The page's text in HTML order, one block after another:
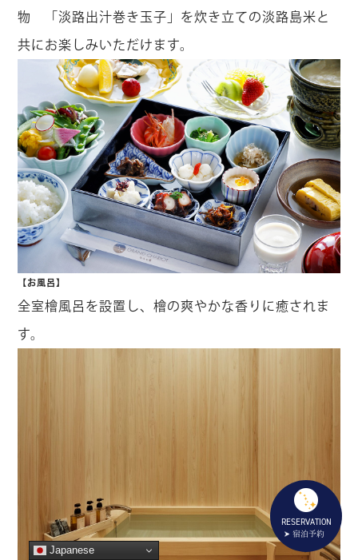
RESERVATION
宿泊予約
物 「淡路出汁巻き玉子」を炊き立ての淡路島米と
共にお楽しみいただけます。
【お風呂】
全室檜風呂を設置し、檜の爽やかな香りに癒されま
す。
Japanese
Japanese